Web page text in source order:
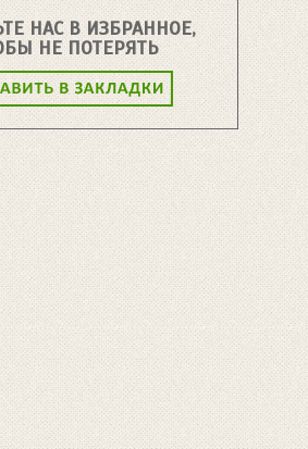
НАС В ИЗБРАННОЕ,
НЕ ПОТЕРЯТЬ